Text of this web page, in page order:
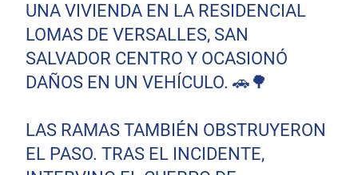
UNA VIVIENDA EN LA RESIDENCIAL
LOMAS DE VERSALLES, SAN
SALVADOR CENTRO Y OCASIONÓ
DAÑOS EN UN VEHÍCULO. 🚗🌳
LAS RAMAS TAMBIÉN OBSTRUYERON
EL PASO. TRAS EL INCIDENTE,